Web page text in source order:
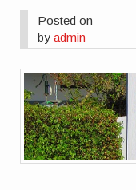
Posted on
byadmin